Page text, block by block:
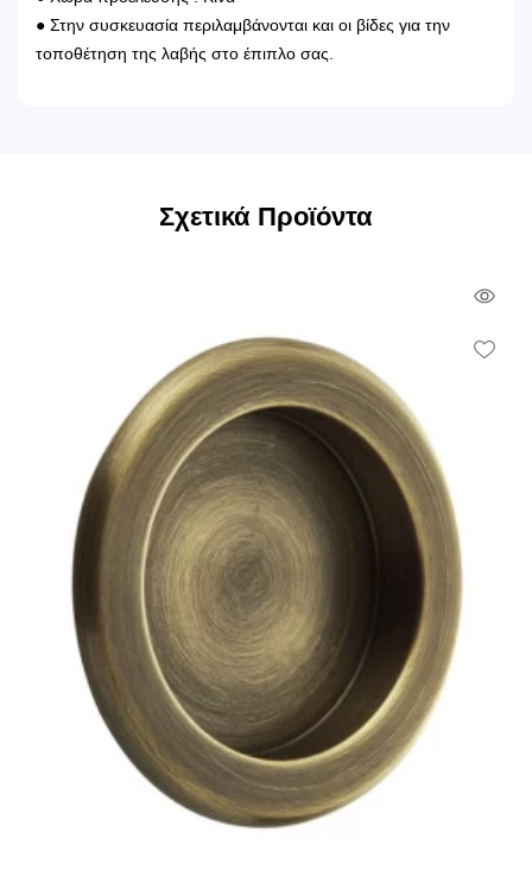
● Στην συσκευασία περιλαμβάνονται και οι βίδες για την
τοποθέτηση της λαβής στο έπιπλο σας.
Σχετικά Προϊόντα